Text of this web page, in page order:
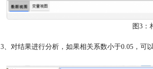
图3：
3、对结果进行分析，如果相关系数小于0.05，可